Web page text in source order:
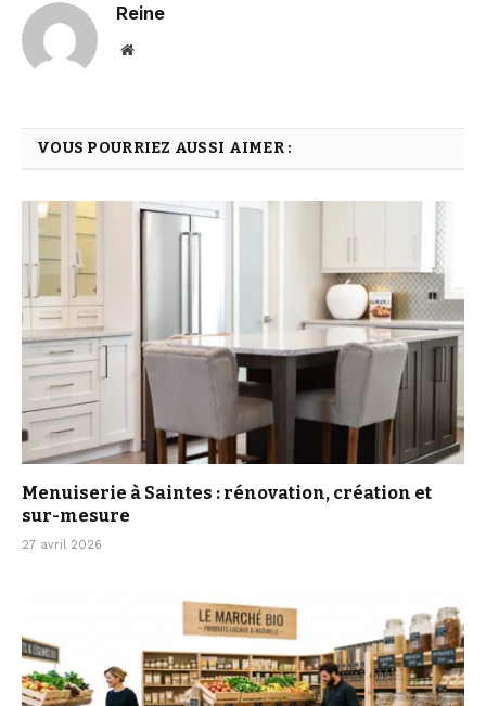
Reine
Website
VOUS POURRIEZ AUSSI AIMER :
Menuiserie à Saintes : rénovation, création et
sur-mesure
27 avril 2026